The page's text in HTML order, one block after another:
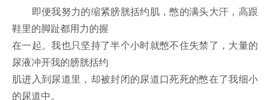
即便我努力的缩紧膀胱括约肌，憋的满头大汗，高跟
鞋里的脚趾都用力的握
在一起。我也只坚持了半个小时就憋不住失禁了，大量的
尿液冲开我的膀胱括约
肌进入到尿道里，却被封闭的尿道口死死的憋在了我细小
的尿道中。